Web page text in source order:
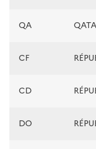
QA
CF
CD
DO